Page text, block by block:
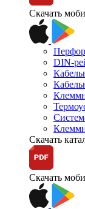
Скачать
DIN-
Скачать
Скачать